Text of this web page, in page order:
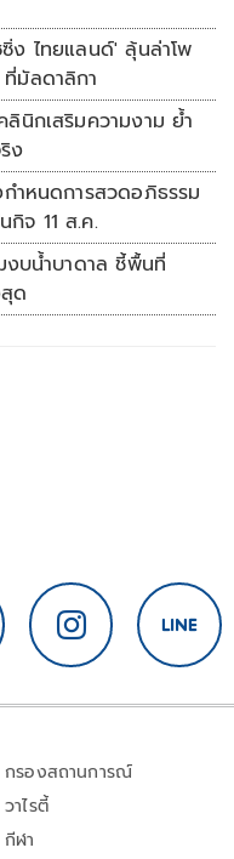
ง ไทยแลนด์' ลุ้นล่าโพ
มัลดาลิกา
ลินิกเสริมความงาม ย้ำ
ง
ำหนดการสวดอภิธรรม
จ 11 ส.ค.
บน้ำบาดาล ชี้พื้นที่
ด
กรองสถานการณ์
วาไรตี้
กีฬา